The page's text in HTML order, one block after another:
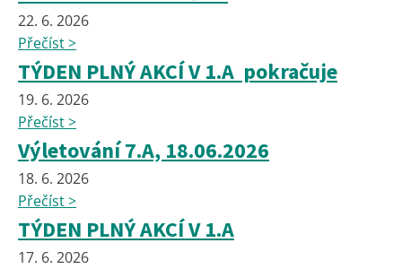
22. 6. 2026
Přečíst >
TÝDEN PLNÝ AKCÍ V 1.A pokračuje
19. 6. 2026
Přečíst >
Výletování 7.A, 18.06.2026
18. 6. 2026
Přečíst >
TÝDEN PLNÝ AKCÍ V 1.A
17. 6. 2026